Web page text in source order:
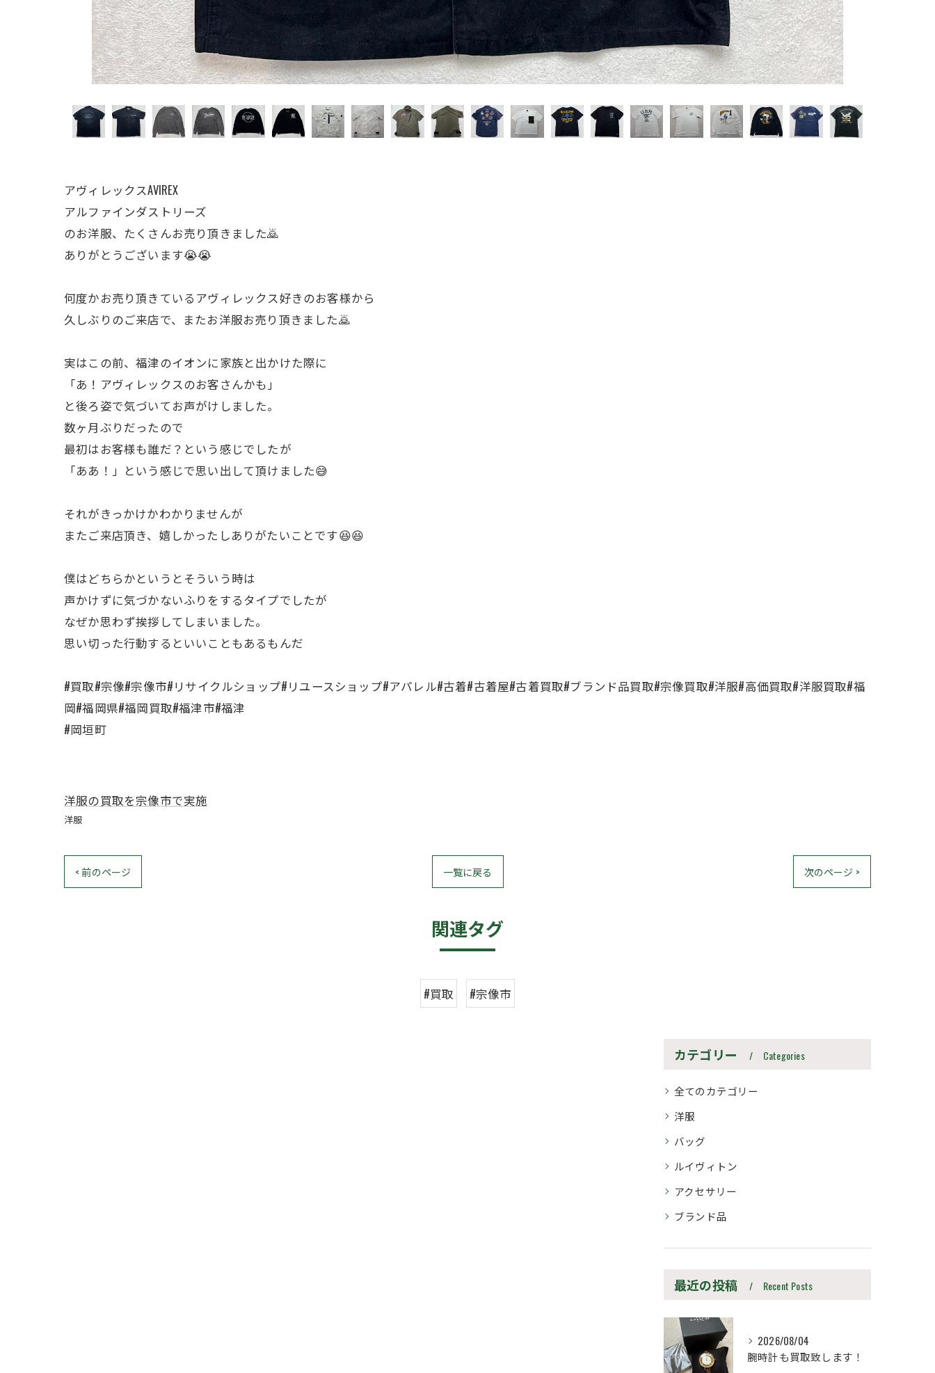
アヴィレックスAVIREX
アルファインダストリーズ
のお洋服、たくさんお売り頂きました🙇
ありがとうございます😭😭
何度かお売り頂きているアヴィレックス好きのお客様から
久しぶりのご来店で、またお洋服お売り頂きました🙇
実はこの前、福津のイオンに家族と出かけた際に
「あ！アヴィレックスのお客さんかも」
と後ろ姿で気づいてお声がけしました。
数ヶ月ぶりだったので
最初はお客様も誰だ？という感じでしたが
「ああ！」という感じで思い出して頂けました😅
それがきっかけかわかりませんが
またご来店頂き、嬉しかったしありがたいことです😆😆
僕はどちらかというとそういう時は
声かけずに気づかないふりをするタイプでしたが
なぜか思わず挨拶してしまいました。
思い切った行動するといいこともあるもんだ
#買取#宗像#宗像市#リサイクルショップ#リユースショップ#アパレル#古着#古着屋#古着買取#ブランド品買取#宗像買取#洋服#高価買取#洋服買取#福
岡#福岡県#福岡買取#福津市#福津
#岡垣町
洋服の買取を宗像市で実施
洋服
< 前のページ 一覧に戻る 次のページ >
関連タグ
#買取 #宗像市
カテゴリー Categories
全てのカテゴリー
洋服
バッグ
ルイヴィトン
アクセサリー
ブランド品
最近の投稿 Recent Posts
2026/08/04
腕時計も買取致します！